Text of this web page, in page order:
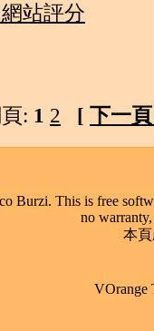
站評分
: 1 2 [ 下一
Burzi. This is free
no
本
VOrange